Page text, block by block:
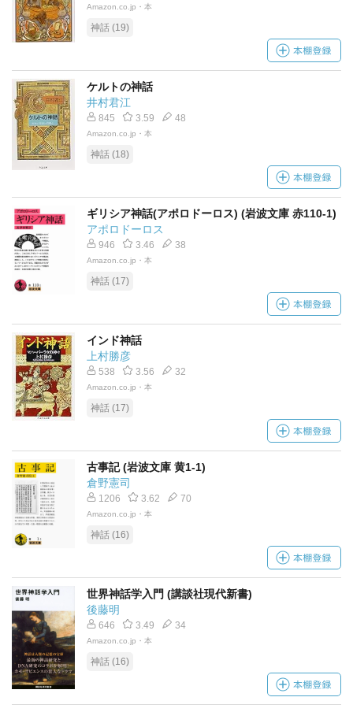
Amazon.co.jp・本
神話 (19)
ケルトの神話
井村君江
845 3.59 48
Amazon.co.jp・本
神話 (18)
ギリシア神話(アポロドーロス) (岩波文庫 赤110-1)
アポロドーロス
946 3.46 38
Amazon.co.jp・本
神話 (17)
インド神話
上村勝彦
538 3.56 32
Amazon.co.jp・本
神話 (17)
古事記 (岩波文庫 黄1-1)
倉野憲司
1206 3.62 70
Amazon.co.jp・本
神話 (16)
世界神話学入門 (講談社現代新書)
後藤明
646 3.49 34
Amazon.co.jp・本
神話 (16)